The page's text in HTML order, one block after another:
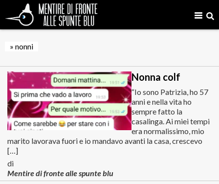
» nonni
Nonna colf
“Io sono Patrizia, ho 57
anni e nella vita ho
sempre fatto la
casalinga. Ai miei tempi
era normalissimo, mio
marito lavorava fuori e io mandavo avanti la casa, crescevo
[…]
di
Mentire di fronte alle spunte blu